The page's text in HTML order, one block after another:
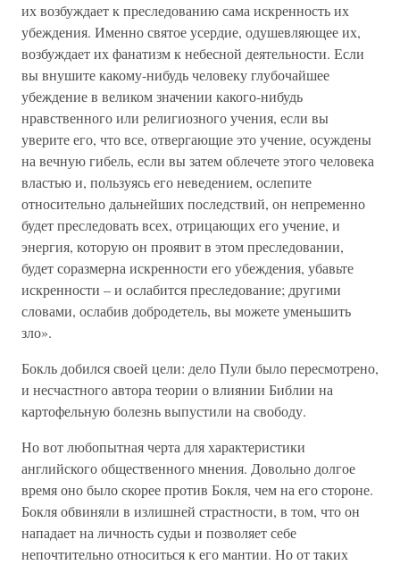
их возбуждает к преследованию сама искренность их
убеждения. Именно святое усердие, одушевляющее их,
возбуждает их фанатизм к небесной деятельности. Если
вы внушите какому-нибудь человеку глубочайшее
убеждение в великом значении какого-нибудь
нравственного или религиозного учения, если вы
уверите его, что все, отвергающие это учение, осуждены
на вечную гибель, если вы затем облечете этого человека
властью и, пользуясь его неведением, ослепите
относительно дальнейших последствий, он непременно
будет преследовать всех, отрицающих его учение, и
энергия, которую он проявит в этом преследовании,
будет соразмерна искренности его убеждения, убавьте
искренности – и ослабится преследование; другими
словами, ослабив добродетель, вы можете уменьшить
зло».
Бокль добился своей цели: дело Пули было пересмотрено,
и несчастного автора теории о влиянии Библии на
картофельную болезнь выпустили на свободу.
Но вот любопытная черта для характеристики
английского общественного мнения. Довольно долгое
время оно было скорее против Бокля, чем на его стороне.
Бокля обвиняли в излишней страстности, в том, что он
нападает на личность судьи и позволяет себе
непочтительно относиться к его мантии. Но от таких